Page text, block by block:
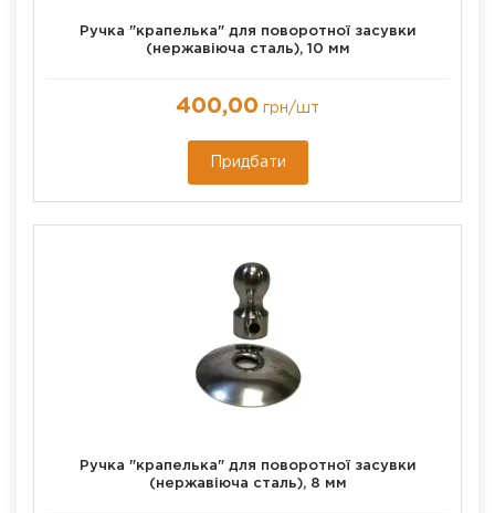
Ручка "крапелька" для поворотної засувки
(нержавіюча сталь), 10 мм
400,00 грн/шт
Придбати
Ручка "крапелька" для поворотної засувки
(нержавіюча сталь), 8 мм